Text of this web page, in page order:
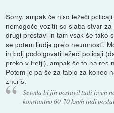
Sorry, ampak če niso ležeči
nemogoče voziti) so slaba stvar
drugi prestavi in tam vsak še tako
se potem ljudje grejo neumnosti.
in bolj podolgovati ležeči policaji
preko v tretji), ampak še to na res
Potem je pa še za tablo za konec
znoriš.
Seveda bi jih postavil tudi izven
konstantno 60-70 km/h tudi